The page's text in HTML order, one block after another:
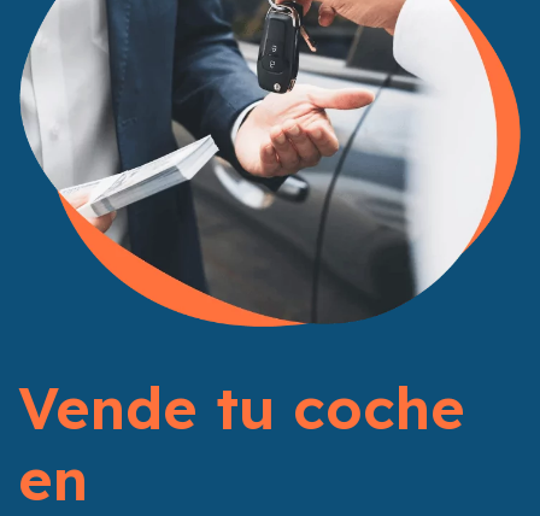
Vende tu coche
en